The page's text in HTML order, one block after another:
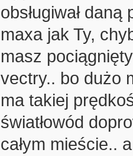
obsługiwał
maxa jak Ty,
masz
vectry.. bo dużo
ma takiej
światłowód
całym mieście..